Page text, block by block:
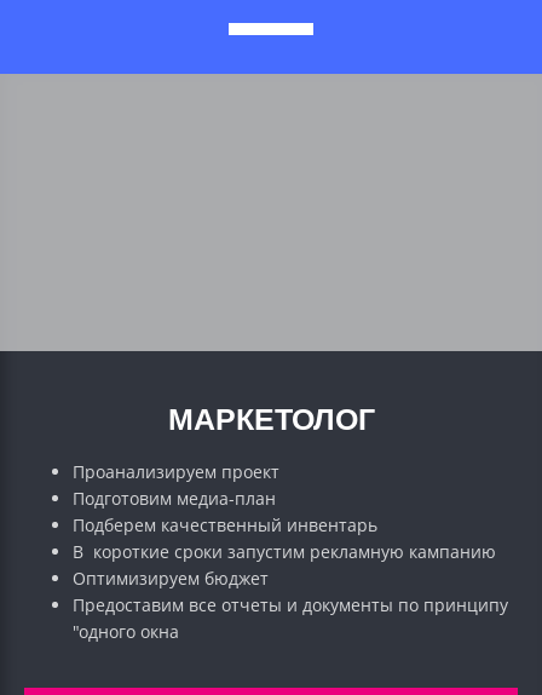
МАРКЕТОЛОГ
Проанализируем проект
Подготовим медиа-план
Подберем качественный инвентарь
В короткие сроки запустим рекламную кампанию
Оптимизируем бюджет
Предоставим все отчеты и документы по принципу
"одного окна